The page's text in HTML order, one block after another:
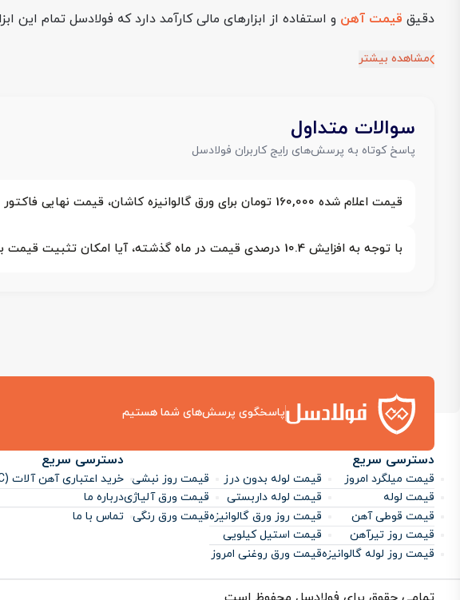
دقیق قیمت آهن و استفاده از ابزارهای مالی کارآمد دارد که فولادسل تمام این
مشاهده بیشتر
سوالات متداول
پاسخ کوتاه به پرسش‌های رایج کاربران فولادسل
قیمت اعلام شده 160,000 تومان برای ورق گالوانیزه کاشان، قیمت نهایی فاکتور است؟
با توجه به افزایش 10.4 درصدی قیمت در ماه گذشته، آیا امکان تثبیت قیمت برای خرید وجود دارد؟
پاسخگوی پرسش‌های شما هستیم
دسترسی سریع
قیمت میلگرد امروز
قیمت لوله
قیمت قوطی آهن
قیمت روز تیرآهن
قیمت روز لوله گالوانیزه
قیمت لوله بدون درز
قیمت لوله داربستی
قیمت روز ورق گالوانیزه
قیمت استیل کیلویی
قیمت ورق روغنی امروز
قیمت روز نبشی
قیمت ورق آلیاژی
قیمت ورق رنگی
دسترسی سریع
خرید اعتباری آهن آلات (LC)
درباره ما
تماس با ما